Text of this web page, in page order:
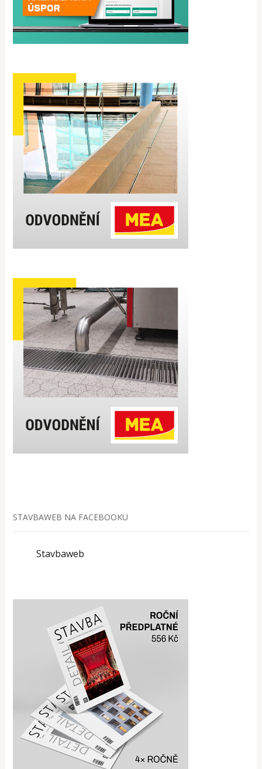
STAVBAWEB NA FACEBOOKU
Stavbaweb